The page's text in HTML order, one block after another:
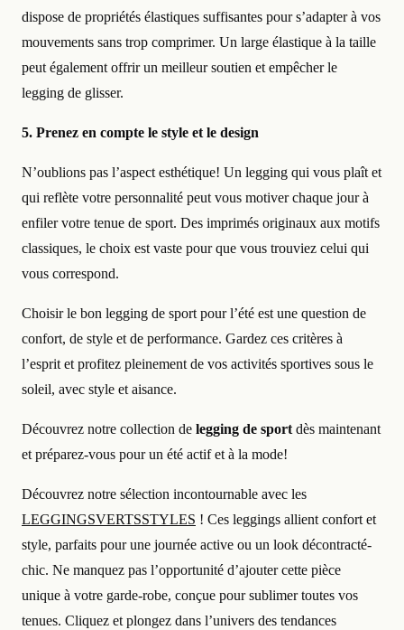
dispose de propriétés élastiques suffisantes pour s’adapter à vos
mouvements sans trop comprimer. Un large élastique à la taille
peut également offrir un meilleur soutien et empêcher le
legging de glisser.
5. Prenez en compte le style et le design
N’oublions pas l’aspect esthétique! Un legging qui vous plaît et
qui reflète votre personnalité peut vous motiver chaque jour à
enfiler votre tenue de sport. Des imprimés originaux aux motifs
classiques, le choix est vaste pour que vous trouviez celui qui
vous correspond.
Choisir le bon legging de sport pour l’été est une question de
confort, de style et de performance. Gardez ces critères à
l’esprit et profitez pleinement de vos activités sportives sous le
soleil, avec style et aisance.
Découvrez notre collection de legging de sport dès maintenant
et préparez-vous pour un été actif et à la mode!
Découvrez notre sélection incontournable avec les
LEGGINGSVERTSSTYLES ! Ces leggings allient confort et
style, parfaits pour une journée active ou un look décontracté-
chic. Ne manquez pas l’opportunité d’ajouter cette pièce
unique à votre garde-robe, conçue pour sublimer toutes vos
tenues. Cliquez et plongez dans l’univers des tendances